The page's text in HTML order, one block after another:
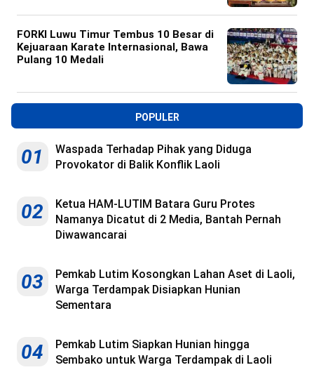
FORKI Luwu Timur Tembus 10 Besar di
Kejuaraan Karate Internasional, Bawa
Pulang 10 Medali
POPULER
01
Waspada Terhadap Pihak yang Diduga
Provokator di Balik Konflik Laoli
02
Ketua HAM-LUTIM Batara Guru Protes
Namanya Dicatut di 2 Media, Bantah Pernah
Diwawancarai
03
Pemkab Lutim Kosongkan Lahan Aset di Laoli,
Warga Terdampak Disiapkan Hunian
Sementara
04
Pemkab Lutim Siapkan Hunian hingga
Sembako untuk Warga Terdampak di Laoli